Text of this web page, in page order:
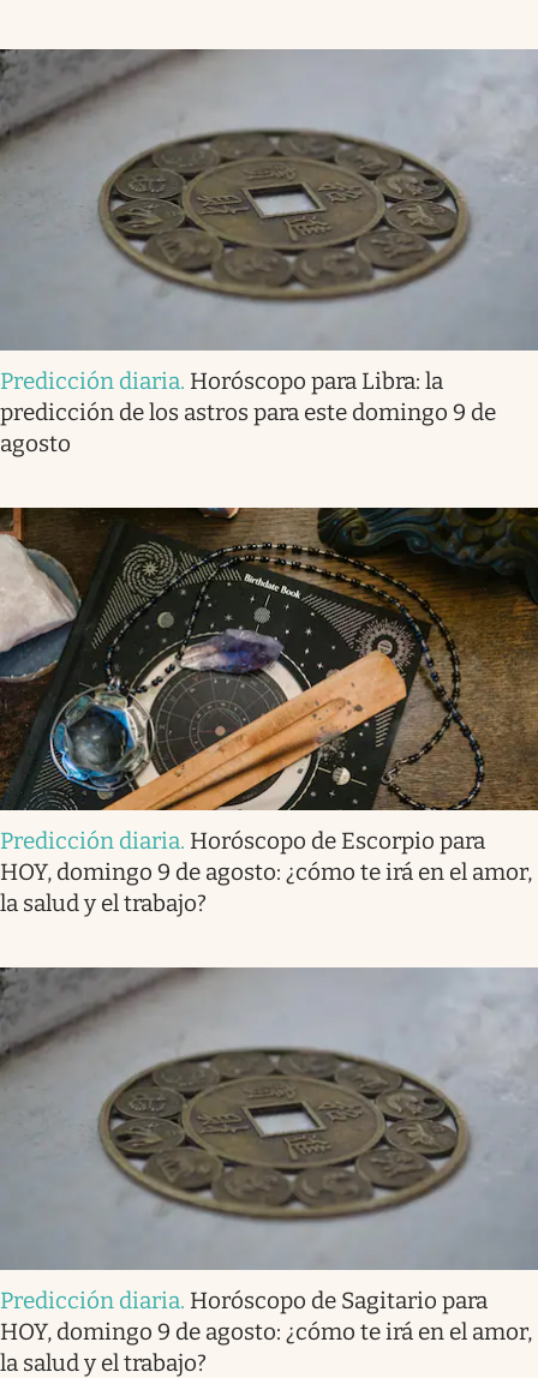
Predicción diaria. Horóscopo para Libra: la
predicción de los astros para este domingo 9 de
agosto
Predicción diaria. Horóscopo de Escorpio para
HOY, domingo 9 de agosto: ¿cómo te irá en el amor,
la salud y el trabajo?
Predicción diaria. Horóscopo de Sagitario para
HOY, domingo 9 de agosto: ¿cómo te irá en el amor,
la salud y el trabajo?